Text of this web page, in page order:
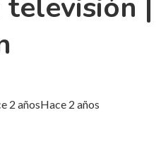
|
2 añosHace 2 años